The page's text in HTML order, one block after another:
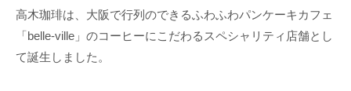
高木珈琲は、大阪で行列のできるふわふわパンケーキカフェ
「belle-ville」のコーヒーにこだわるスペシャリティ店舗とし
て誕生しました。